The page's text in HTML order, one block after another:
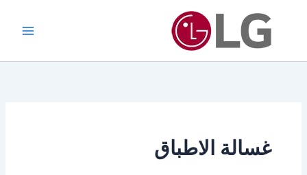
غسالة الاطباق